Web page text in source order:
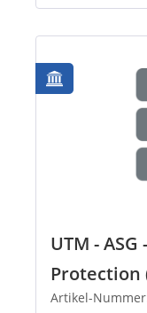
UTM -
Protection
Artikel-